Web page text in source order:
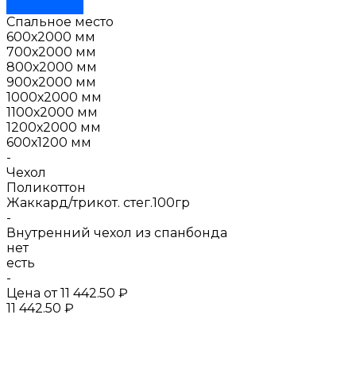
Спальное место
600х2000 мм
700х2000 мм
800х2000 мм
900х2000 мм
1000х2000 мм
1100х2000 мм
1200х2000 мм
600х1200 мм
-
Чехол
Поликоттон
Жаккард/трикот. стег.100гр
-
Внутренний чехол из спанбонда
нет
есть
-
Цена от 11 442.50 ₽
11 442.50 ₽